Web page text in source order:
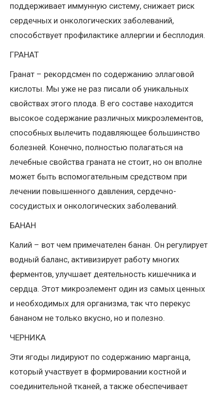
поддерживает иммунную систему, снижает риск
сердечных и онкологических заболеваний,
способствует профилактике аллергии и бесплодия.
ГРАНАТ
Гранат – рекордсмен по содержанию эллаговой
кислоты. Мы уже не раз писали об уникальных
свойствах этого плода. В его составе находится
высокое содержание различных микроэлементов,
способных вылечить подавляющее большинство
болезней. Конечно, полностью полагаться на
лечебные свойства граната не стоит, но он вполне
может быть вспомогательным средством при
лечении повышенного давления, сердечно-
сосудистых и онкологических заболеваний.
БАНАН
Калий – вот чем примечателен банан. Он регулирует
водный баланс, активизирует работу многих
ферментов, улучшает деятельность кишечника и
сердца. Этот микроэлемент один из самых ценных
и необходимых для организма, так что перекус
бананом не только вкусно, но и полезно.
ЧЕРНИКА
Эти ягоды лидируют по содержанию марганца,
который участвует в формировании костной и
соединительной тканей, а также обеспечивает